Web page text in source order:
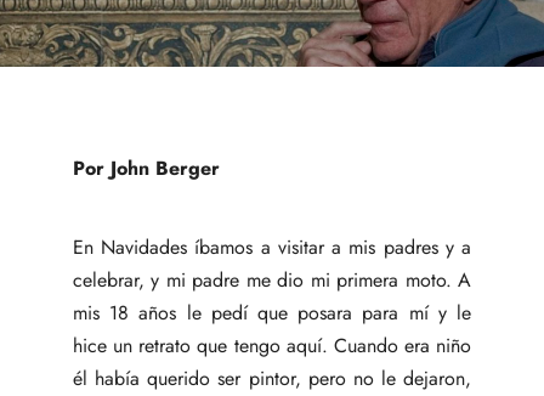
Por John Berger
En Navidades íbamos a visitar a mis padres y a
celebrar, y mi padre me dio mi primera moto. A
mis 18 años le pedí que posara para mí y le
hice un retrato que tengo aquí. Cuando era niño
él había querido ser pintor, pero no le dejaron,